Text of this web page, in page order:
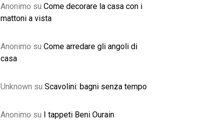
Anonimo su Come decorare la casa con i
mattoni a vista
Anonimo su Come arredare gli angoli di
casa
Unknown su Scavolini: bagni senza tempo
Anonimo su I tappeti Beni Ourain